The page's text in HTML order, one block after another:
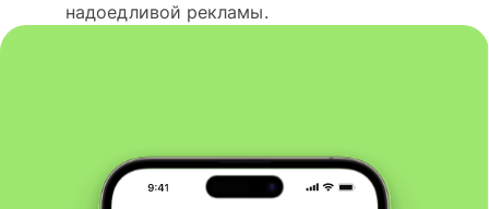
надоедливой рекламы.